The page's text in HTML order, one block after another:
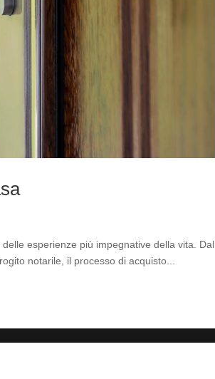
esperienze più impegnative della vita. Dal
notarile, il processo di acquisto...